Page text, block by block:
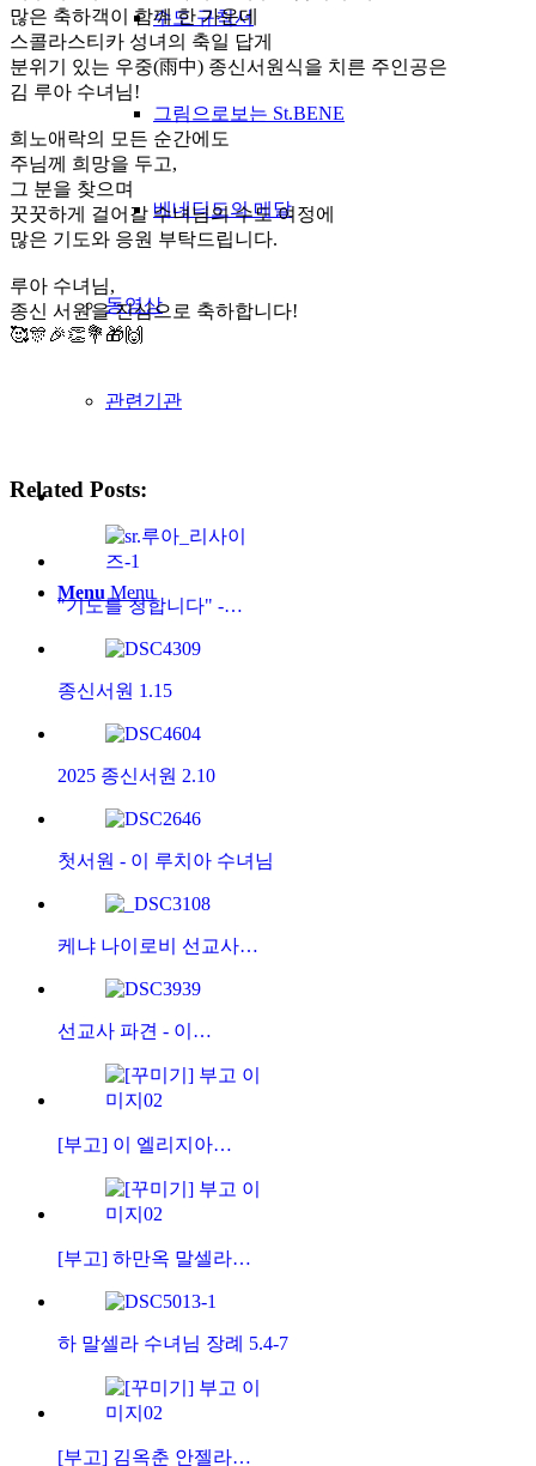
수도 규칙서
그림으로보는 St.BENE
베네딕도의 메달
동영상
관련기관
Menu Menu
많은 축하객이 함께 한 가운데
스콜라스티카 성녀의 축일 답게
분위기 있는 우중(雨中) 종신서원식을 치른 주인공은
김 루아 수녀님!
희노애락의 모든 순간에도
주님께 희망을 두고,
그 분을 찾으며
꿋꿋하게 걸어갈 수녀님의 수도 여정에
많은 기도와 응원 부탁드립니다.
루아 수녀님,
종신 서원을 진심으로 축하합니다!
🥰🎊🎉👏💐🎁🙌
Related Posts:
"기도를 청합니다" -…
종신서원 1.15
2025 종신서원 2.10
첫서원 - 이 루치아 수녀님
케냐 나이로비 선교사…
선교사 파견 - 이…
[부고] 이 엘리지아…
[부고] 하만옥 말셀라…
하 말셀라 수녀님 장례 5.4-7
[부고] 김옥춘 안젤라…